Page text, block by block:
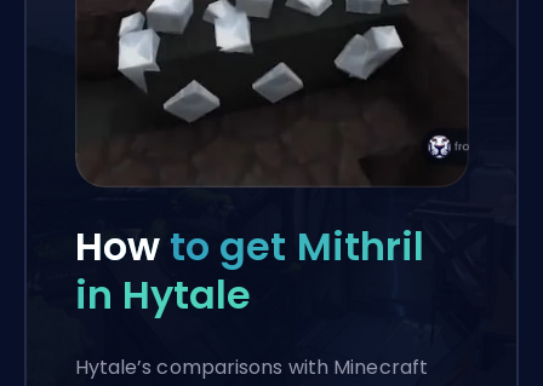
Howto get Mithril
in Hytale
Hytale’s comparisons with Minecraft